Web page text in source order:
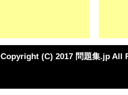
Copyright (C) 2017 問題集.jp All